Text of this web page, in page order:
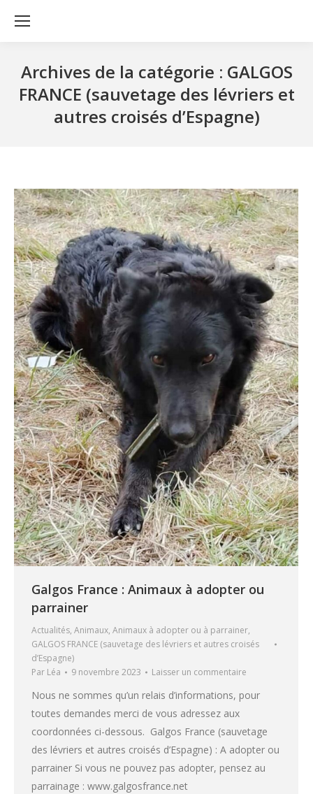
Archives de la catégorie : GALGOS
FRANCE (sauvetage des lévriers et
autres croisés d’Espagne)
Galgos France : Animaux à adopter ou
parrainer
Actualités, Animaux, Animaux à adopter ou à parrainer,
GALGOS FRANCE (sauvetage des lévriers et autres croisés
d’Espagne)
Par Léa 9 novembre 2023 Laisser un commentaire
Nous ne sommes qu’un relais d’informations, pour
toutes demandes merci de vous adressez aux
coordonnées ci-dessous. Galgos France (sauvetage
des lévriers et autres croisés d’Espagne) : A adopter ou
parrainer Si vous ne pouvez pas adopter, pensez au
parrainage : www.galgosfrance.net